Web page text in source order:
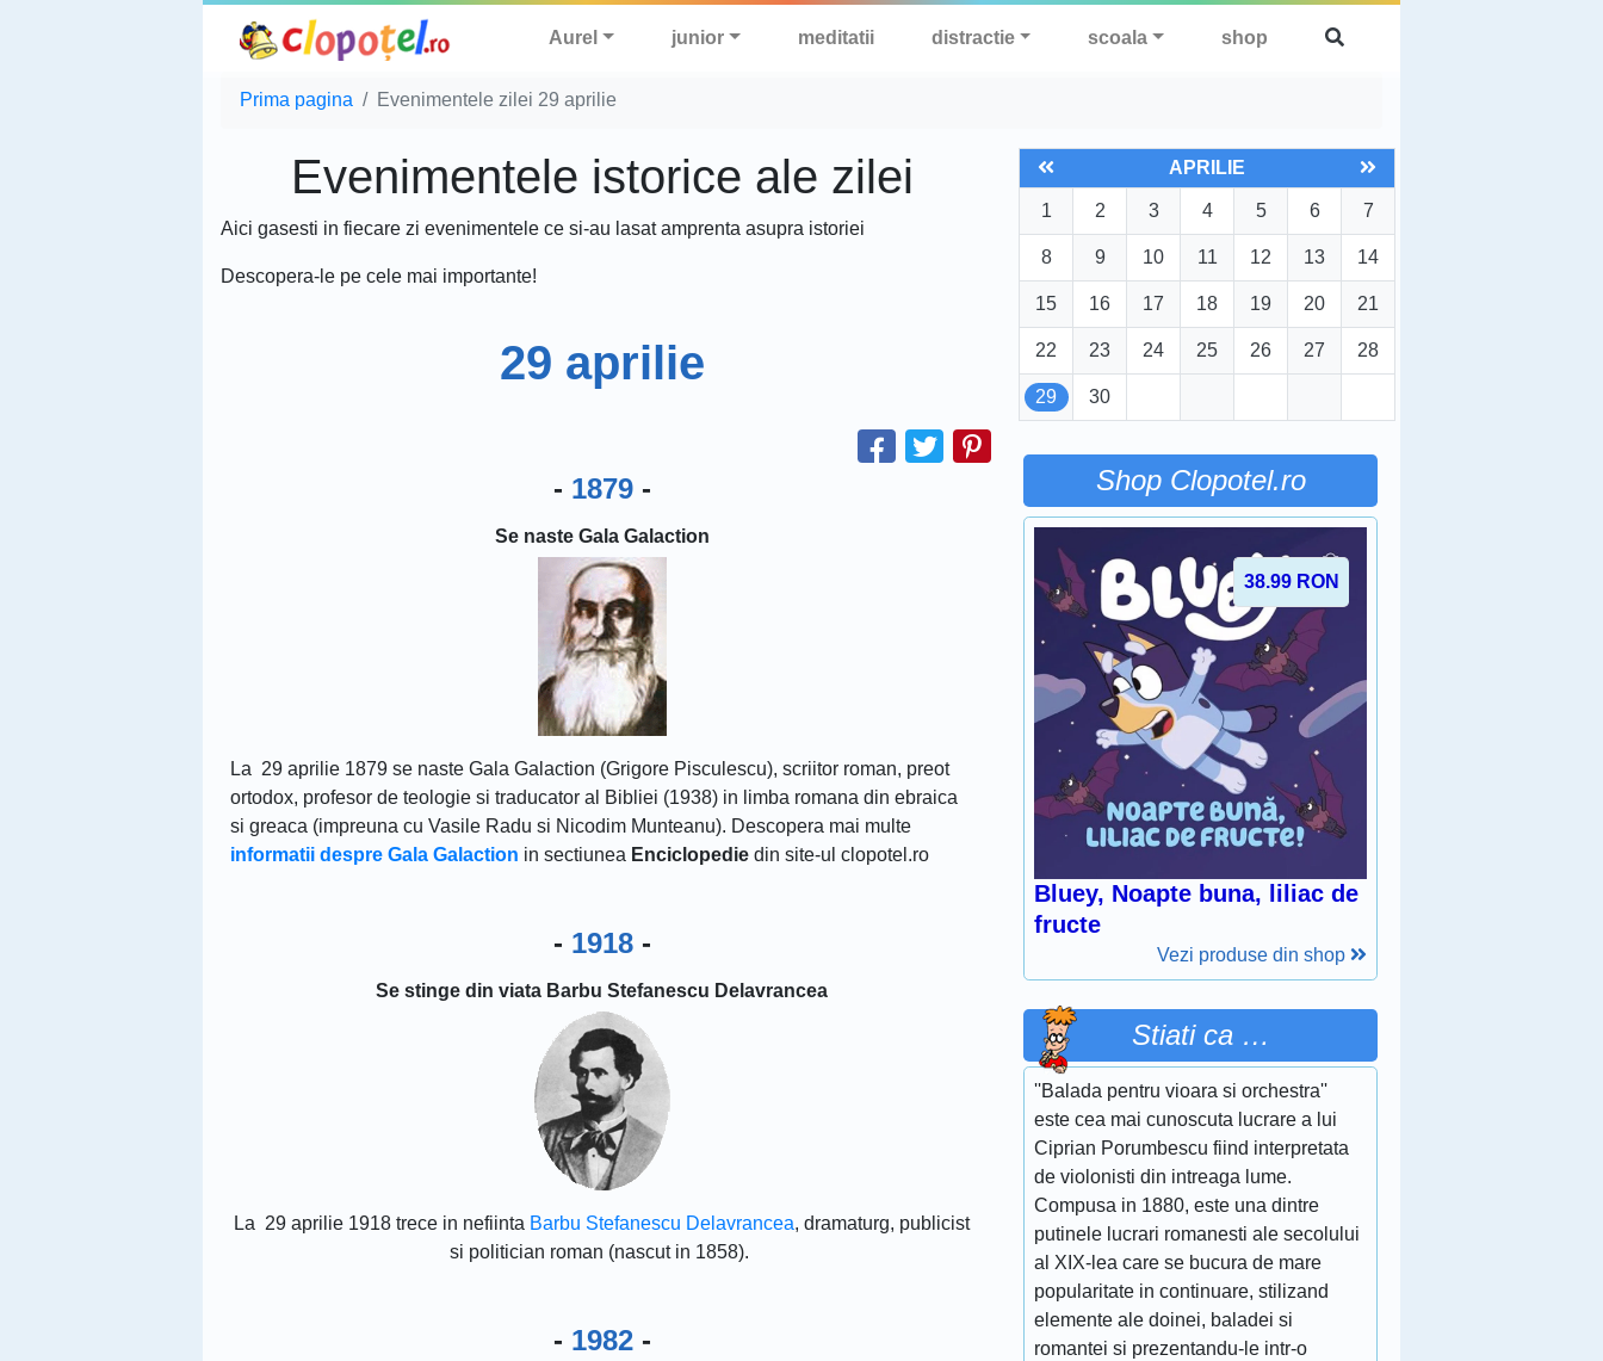
Aurel junior meditatii distractie scoala shop
Prima pagina Evenimentele zilei 29 aprilie
Evenimentele istorice ale zilei
Aici gasesti in fiecare zi evenimentele ce si-au lasat amprenta asupra istoriei
Descopera-le pe cele mai importante!
29 aprilie
- 1879-
Se naste Gala Galaction
La 29 aprilie 1879 se naste Gala Galaction (Grigore Pisculescu), scriitor roman, preot
ortodox, profesor de teologie si traducator al Bibliei (1938) in limba romana din ebraica
si greaca (impreuna cu Vasile Radu si Nicodim Munteanu). Descopera mai multe
informatii despre Gala Galaction in sectiunea Enciclopedie din site-ul clopotel.ro
- 1918-
Se stinge din viata Barbu Stefanescu Delavrancea
La 29 aprilie 1918 trece in nefiinta Barbu Stefanescu Delavrancea, dramaturg, publicist
si politician roman (nascut in 1858).
- 1982-
APRILIE
1 2 3 4 5 6 7
8 9 10 11 12 13 14
15 16 17 18 19 20 21
22 23 24 25 26 27 28
29 30
Shop Clopotel.ro
38.99 RON
Bluey, Noapte buna, liliac de
fructe
Vezi produse din shop
Stiati ca …
''Balada pentru vioara si orchestra''
este cea mai cunoscuta lucrare a lui
Ciprian Porumbescu fiind interpretata
de violonisti din intreaga lume.
Compusa in 1880, este una dintre
putinele lucrari romanesti ale secolului
al XIX-lea care se bucura de mare
popularitate in continuare, stilizand
elemente ale doinei, baladei si
romantei si prezentandu-le intr-o